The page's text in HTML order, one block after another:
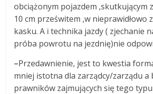
obciążonym pojazdem ,skutkującym
10 cm prześwitem ,w nieprawidłowo
kasku. A i technika jazdy ( zjechanie
próba powrotu na jezdnię)nie
–Przedawnienie, jest to kwestia
mniej istotna dla zarządcy/zarządu a
prawników zajmujących się tego typu